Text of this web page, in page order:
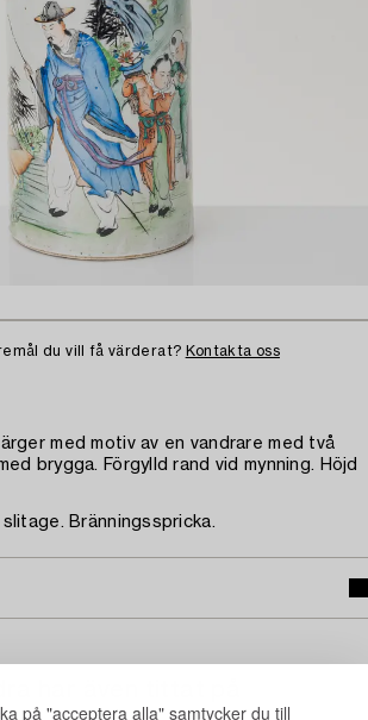
på "acceptera alla" samtycker du till
du vill få värderat? Kontakta oss
med motiv av en vandrare med två
brygga. Förgylld rand vid mynning. Höjd
Bränningsspricka.